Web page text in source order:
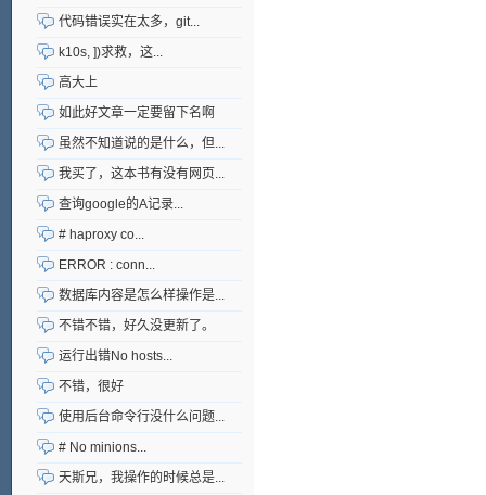
代码错误实在太多，git...
k10s, ])求救，这...
高大上
如此好文章一定要留下名啊
虽然不知道说的是什么，但...
我买了，这本书有没有网页...
查询google的A记录...
# haproxy co...
ERROR : conn...
数据库内容是怎么样操作是...
不错不错，好久没更新了。
运行出错No hosts...
不错，很好
使用后台命令行没什么问题...
# No minions...
天斯兄，我操作的时候总是...